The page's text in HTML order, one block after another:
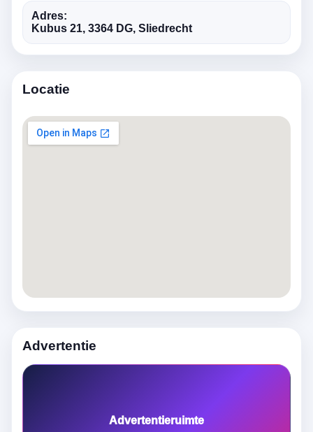
Adres:
Kubus 21, 3364 DG, Sliedrecht
Locatie
Advertentie
Advertentieruimte